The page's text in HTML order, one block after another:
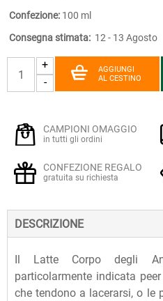
Confezione: 100 ml
Consegna stimata: 12 - 13 Agosto
+
-
AGGIUNGI
AL CESTINO
CAMPIONI OMAGGIO
in tutti gli ordini
CONFEZIONE REGALO
gratuita su richiesta
DESCRIZIONE
Il Latte Corpo degli
particolarmente indicata
che tendono a lacerarsi, o le